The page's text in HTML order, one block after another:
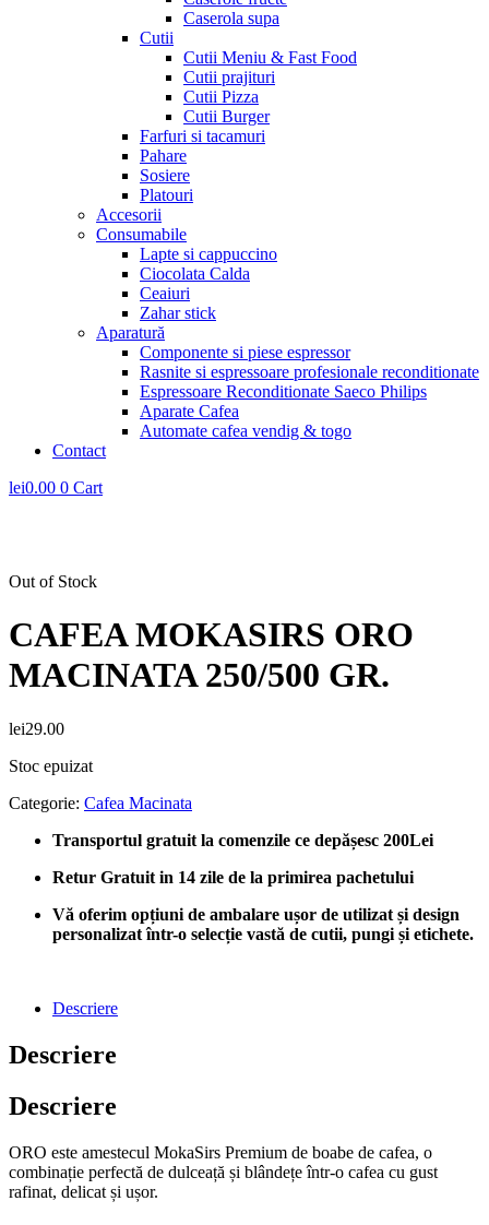
Caserola supa
Cutii
Cutii Meniu & Fast Food
Cutii prajituri
Cutii Pizza
Cutii Burger
Farfuri si tacamuri
Pahare
Sosiere
Platouri
Accesorii
Consumabile
Lapte si cappuccino
Ciocolata Calda
Ceaiuri
Zahar stick
Aparatură
Componente si piese espressor
Rasnite si espressoare profesionale reconditionate
Espressoare Reconditionate Saeco Philips
Aparate Cafea
Automate cafea vendig & togo
Contact
lei0.00 0 Cart
Out of Stock
CAFEA MOKASIRS ORO
MACINATA 250/500 GR.
lei29.00
Stoc epuizat
Categorie: Cafea Macinata
Transportul gratuit la comenzile ce depășesc 200Lei
Retur Gratuit in 14 zile de la primirea pachetului
Vă oferim opțiuni de ambalare ușor de utilizat și design
personalizat într-o selecție vastă de cutii, pungi și etichete.
Descriere
Descriere
Descriere
ORO este amestecul MokaSirs Premium de boabe de cafea, o
combinație perfectă de dulceață și blândețe într-o cafea cu gust
rafinat, delicat și ușor.